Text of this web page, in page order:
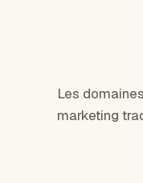
Les
marketing